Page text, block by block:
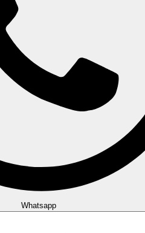
Whatsapp